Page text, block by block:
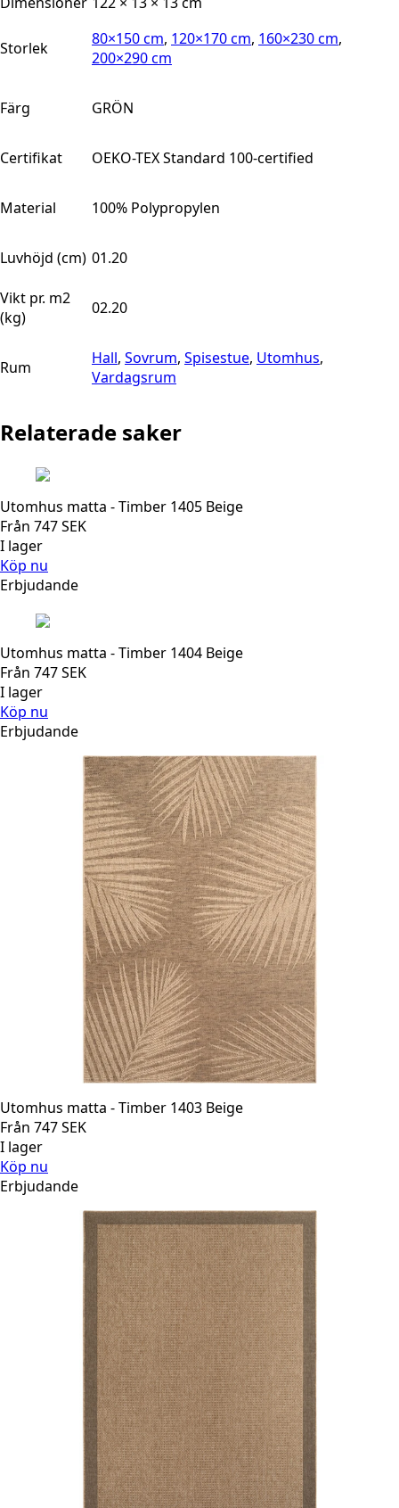
Storlek 80×150 cm, 120×170 cm, 160×230 cm,
200×290 cm
Färg GRÖN
Certifikat OEKO-TEX Standard 100-certified
Material 100% Polypropylen
Luvhöjd (cm) 01.20
Vikt pr. m2
(kg)
02.20
Rum Hall, Sovrum, Spisestue, Utomhus,
Vardagsrum
Relaterade saker
Utomhus matta - Timber 1405 Beige
Från 747SEK
I lager
Köp nu
Erbjudande
Utomhus matta - Timber 1404 Beige
Från 747SEK
I lager
Köp nu
Erbjudande
Utomhus matta - Timber 1403 Beige
Från 747SEK
I lager
Köp nu
Erbjudande